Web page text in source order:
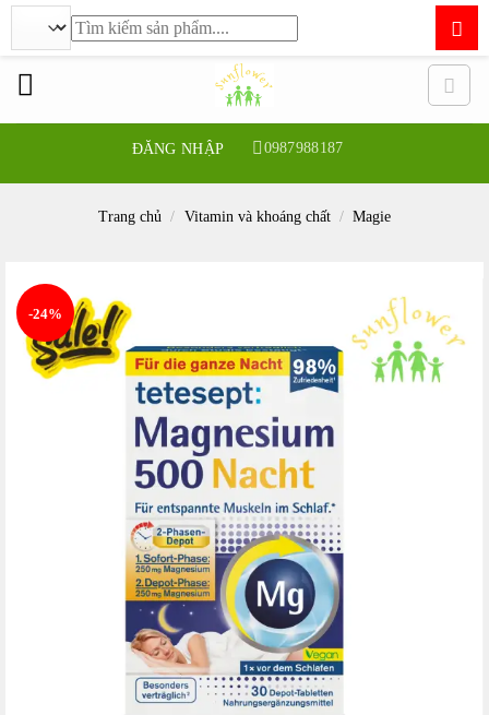
ĐĂNG NHẬP 0987988187
Tìm
kiếm:
Trang chủ / Vitamin và khoáng chất / Magie
-24%